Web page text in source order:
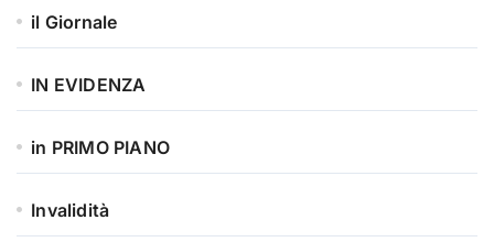
il Giornale
IN EVIDENZA
in PRIMO PIANO
Invalidità